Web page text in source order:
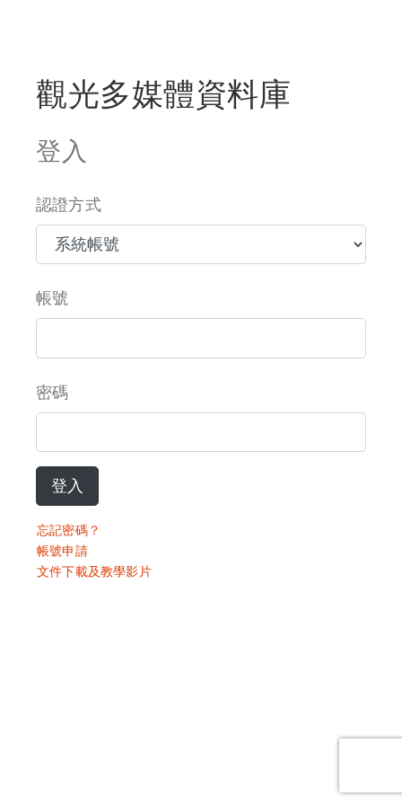
觀光多媒體資料庫
登入
認證方式
帳號
密碼
登入
忘記密碼？
帳號申請
文件下載及教學影片